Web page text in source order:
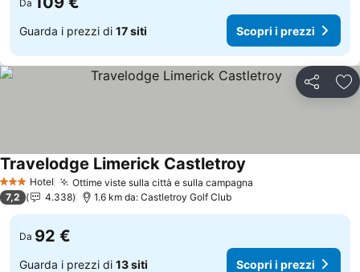
Da
Guarda i prezzi di 17 siti Scopri i prezzi
Condividi
3 StelleHotel Ottime viste sulla città e sulla campagna
Travelodge Limerick Castletroy
7,2 4.338 1.6 km da: Castletroy Golf Club
Da 92 €
Guarda i prezzi di 13 siti Scopri i prezzi